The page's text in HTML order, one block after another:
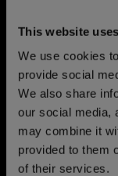
This website
We use cookies
provide social
We also share
our social media,
may combine it
provided to them
of their services.
ウル